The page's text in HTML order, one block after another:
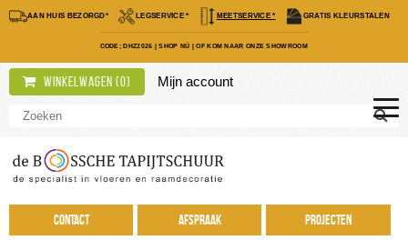
AAN HUIS BEZORGD* LEGSERVICE * MEETSERVICE * GRATIS KLEURSTALEN
CODE; DHZ2026 |SHOP NÚ |OF KOM NAAR ONZE SHOWROOM
Winkelwagen (0) Mijn account
Contact Afspraak Projecten